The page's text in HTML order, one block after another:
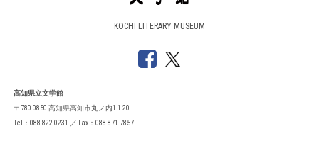
KOCHI LITERARY MUSEUM
高知県立文学館
〒780-0850 高知県高知市丸ノ内1-1-20
Tel：088-822-0231 ／ Fax：088-871-7857